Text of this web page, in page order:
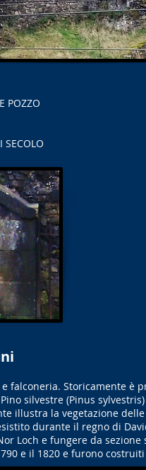
POZZO
SECOLO
falconeria. Storicamente è
silvestre (Pinus
illustra la vegetazione
durante il regno di
Loch e fungere da
e il 1820 e furono